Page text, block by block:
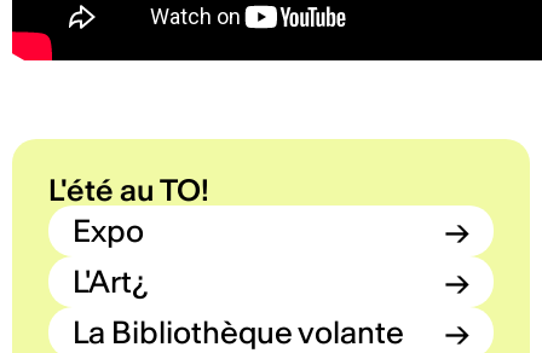
L'été au TO!
Expo
→
L'Art¿
→
La Bibliothèque volante
→